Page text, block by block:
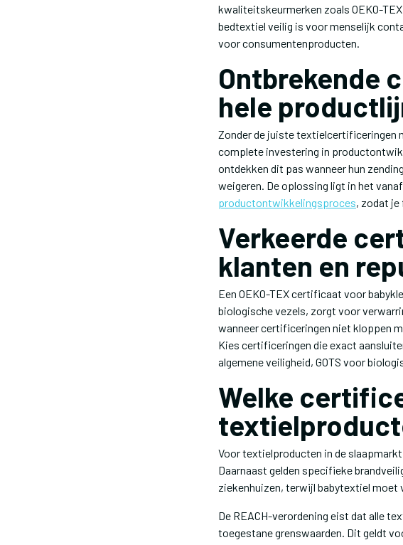
kwaliteitskeurmerken zoals OEKO-
bedtextiel veilig is voor menselijk
voor consumentenproducten.
Ontbrekende
hele
Zonder de juiste textielcertificeringen
complete investering in
ontdekken dit pas wanneer hun
weigeren. De oplossing ligt in het
productontwikkelingsproces, zodat
Verkeerde
klanten en
Een OEKO-TEX certificaat voor
biologische vezels, zorgt voor
wanneer certificeringen niet kloppen
Kies certificeringen die exact
algemene veiligheid, GOTS voor
Welke
Voor textielproducten in de
Daarnaast gelden specifieke
ziekenhuizen, terwijl babytextiel moet
De REACH-verordening eist dat alle
toegestane grenswaarden. Dit geldt